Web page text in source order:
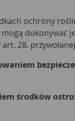
ochrony
dokonywać
28.
środków